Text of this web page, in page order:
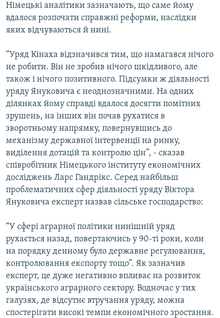
Усі сайти RFE/RL
Німецькі аналітики зазначають, що саме йому
вдалося розпочати справжні реформи, наслідки
яких відчуваються й нині.
“Уряд Кінаха відзначився тим, що намагався нічого
не робити. Він не зробив нічого шкідливого, але
також і нічого позитивного. Підсумки ж діяльності
уряду Януковича є неоднозначними. На одних
ділянках йому справді вдалося досягти помітних
зрушень, на інших він почав рухатися в
зворотньому напрямку, повернувшись до
механізму державної інтервенції на ринку,
виділення дотацій та контролю цін”, - сказав
співробітник Німецького інституту економічних
досліджень Ларс Гандрікс. Серед найбільш
проблематичних сфер діяльності уряду Віктора
Януковича експерт назвав сільське господарство:
“У сфері аграрної політики нинішній уряд
рухається назад, повертаючись у 90-ті роки, коли
на порядку денному було державне регулювання,
контролювання експорту тощо”. Як зазначив
експерт, це дуже негативно впливає на розвиток
українського аграрного сектору. Водночас у тих
галузях, де відсутнє втручання уряду, можна
спостерігати високі темпи економічного зростання.